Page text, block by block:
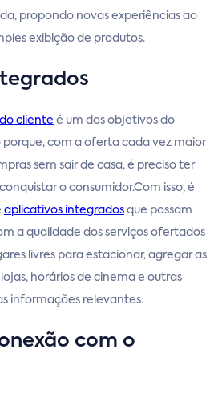
propondo novas experiências ao
exibição de produtos.
cliente é um dos objetivos do
porque, com a oferta cada vez maior
sem sair de casa, é preciso ter
o consumidor.Com isso, é
aplicativos integrados que possam
a qualidade dos serviços ofertados
livres para estacionar, agregar as
horários de cinema e outras
informações relevantes.
com o